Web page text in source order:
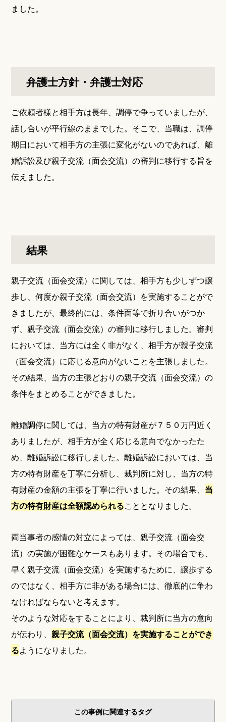
ました。
弁護士方針・弁護士対応
ご依頼者様と相手方は長年、調停で争っていましたが、
話し合いが平行線のままでした。そこで、当職は、調停
期日において相手方の主張に変化がないのであれば、離
婚訴訟及び親子交流（面会交流）の審判に移行する旨を
伝えました。
結果
親子交流（面会交流）に関しては、相手方も少しずつ譲
歩し、何度か親子交流（面会交流）を実施することがで
きましたが、最終的には、条件面等で折り合いがつか
ず、親子交流（面会交流）の審判に移行しました。審判
においては、当方には全く非がなく、相手方が親子交流
（面会交流）に応じる意向がないことを主張しました。
その結果、当方の主張どおりの親子交流（面会交流）の
条件をまとめることができました。
離婚調停に関しては、当方の特有財産が７５０万円近く
ありましたが、相手方が全く応じる意向でなかったた
め、離婚訴訟に移行しました。離婚訴訟においては、当
方の特有財産を丁寧に分析し、裁判所に対し、当方の特
有財産の金額の主張を丁寧に行いました。その結果、 当
方の特有財産は全額認められることとなりました。
両当事者の感情の対立によっては、親子交流（面会交
流）の実施が困難なケースもあります。その場合でも、
早く親子交流（面会交流）を実施するために、譲歩する
のではなく、相手方に非がある場合には、徹底的に争わ
なければならないと考えます。
そのような対応をすることにより、裁判所に当方の意向
が伝わり、親子交流（面会交流）を実施することができ
るようになりました。
この事例に関連するタグ